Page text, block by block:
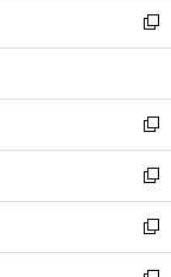
く
で
開
ド
ウ
開
く
ィ
ン
ウ
で
開
く
い
ウ
ン
ド
ウ
で
開
く
新
し
ウ
ィ
ン
ド
ウ
で
開
新
し
い
ウ
ィ
ン
新
し
い
ウ
新
し